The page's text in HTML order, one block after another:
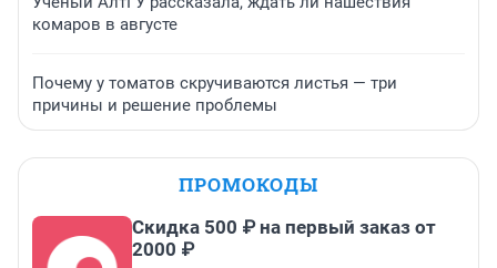
комаров в августе
Почему у томатов скручиваются листья — три
причины и решение проблемы
ПРОМОКОДЫ
Скидка 500 ₽ на первый заказ от
2000 ₽